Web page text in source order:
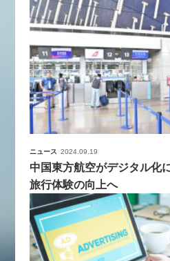
ニュース 2024.09.19
中国東方航空がデジタル化
旅行体験の向上へ